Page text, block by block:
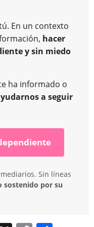
En un contexto
hacer
y sin miedo
ha informado o
a seguir
Sin líneas
sostenido por su